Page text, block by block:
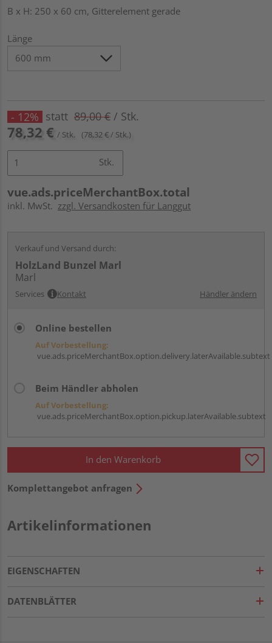
B x H: 250 x 60 cm, Gitterelement gerade
Länge
- 12% statt 89,00 € / Stk.
78,32 € / Stk. (78,32 € / Stk.)
Stk.
vue.ads.priceMerchantBox.total
inkl. MwSt. zzgl. Versandkosten für Langgut
Verkauf und Versand durch:
HolzLand Bunzel Marl
Marl
Services Kontakt Händler ändern
Online bestellen
Auf Vorbestellung:
vue.ads.priceMerchantBox.option.delivery.laterAvailable.subtext
Beim Händler abholen
Auf Vorbestellung:
vue.ads.priceMerchantBox.option.pickup.laterAvailable.subtext
In den Warenkorb
Komplettangebot anfragen
Artikelinformationen
EIGENSCHAFTEN
DATENBLÄTTER